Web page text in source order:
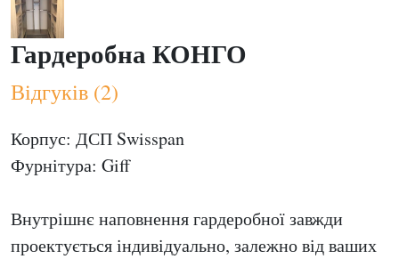
Гардеробна КОНГО
Відгуків (2)
Корпус: ДСП Swisspan
Фурнітура: Giff
Внутрішнє наповнення гардеробної завжди
проектується індивідуально, залежно від ваших